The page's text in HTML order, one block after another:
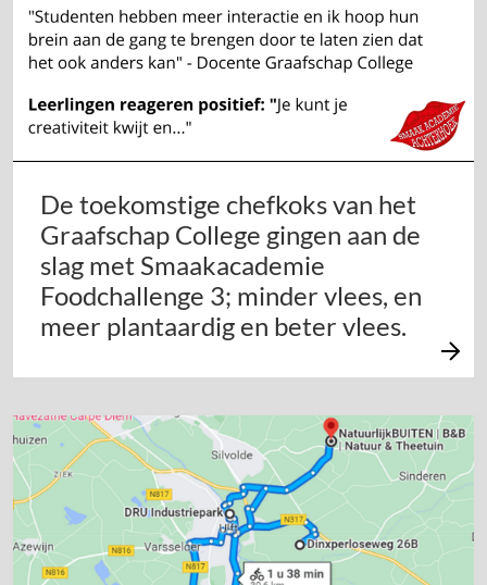
De toekomstige chefkoks van het
Graafschap College gingen aan de
slag met Smaakacademie
Foodchallenge 3; minder vlees, en
meer plantaardig en beter vlees.